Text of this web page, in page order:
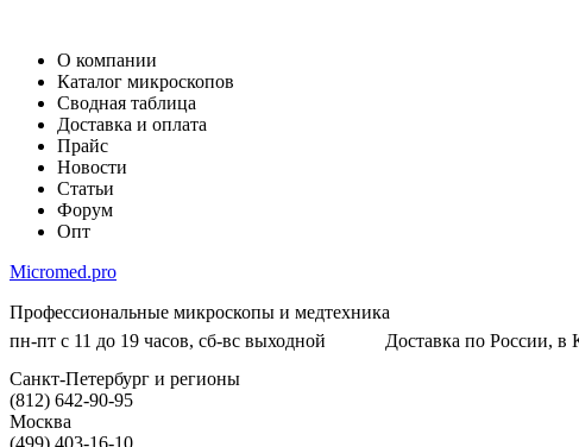
О компании
Каталог микроскопов
Сводная таблица
Доставка и оплата
Прайс
Новости
Статьи
Форум
Опт
Micromed.pro
Профессиональные микроскопы и медтехника
пн-пт с 11 до 19 часов, сб-вс выходной
Доставка по России, в
Санкт-Петербург и регионы
(812) 642-90-95
Москва
(499) 403-16-10